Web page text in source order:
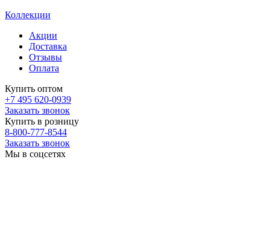
Коллекции
Акции
Доставка
Отзывы
Оплата
Купить оптом
+7 495 620-0939
Заказать звонок
Купить в розницу
8-800-777-8544
Заказать звонок
Мы в соцсетях